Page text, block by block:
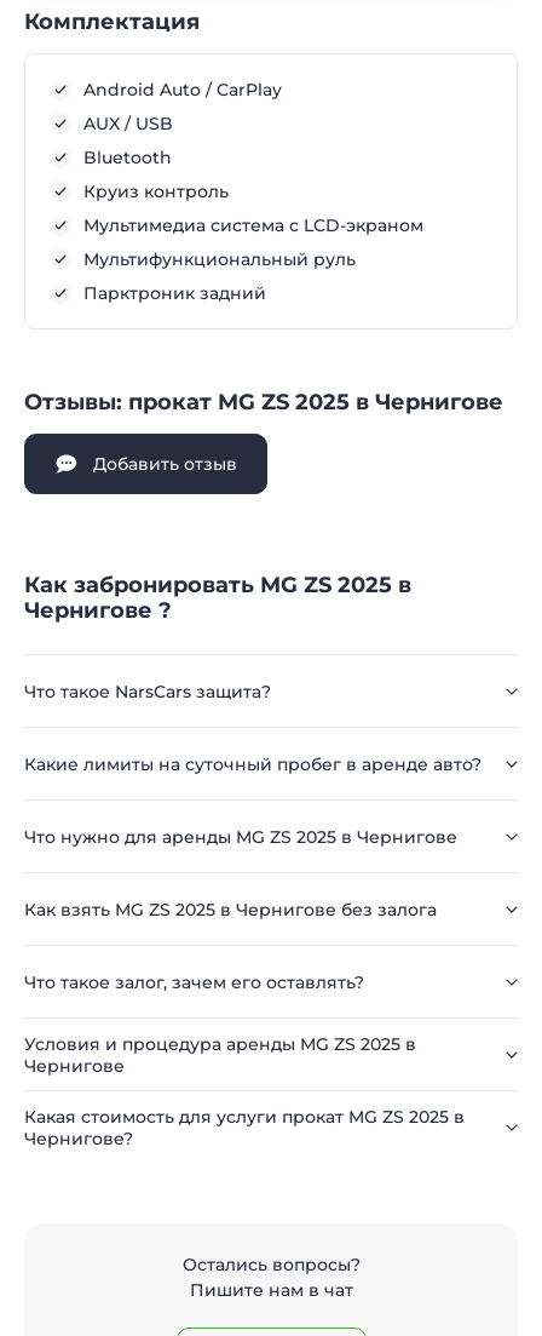
Комплектация
Android Auto / CarPlay
AUX / USB
Bluetooth
Круиз контроль
Мультимедиа система с LCD-экраном
Мультифункциональный руль
Парктроник задний
Отзывы: прокат MG ZS 2025 в Чернигове
Добавить отзыв
Как забронировать MG ZS 2025 в
Чернигове ?
Что такое NarsCars защита?
Какие лимиты на суточный пробег в аренде авто?
Что нужно для аренды MG ZS 2025 в Чернигове
Как взять MG ZS 2025 в Чернигове без залога
Что такое залог, зачем его оставлять?
Условия и процедура аренды MG ZS 2025 в
Чернигове
Какая стоимость для услуги прокат MG ZS 2025 в
Чернигове?
Остались вопросы?
Пишите нам в чат